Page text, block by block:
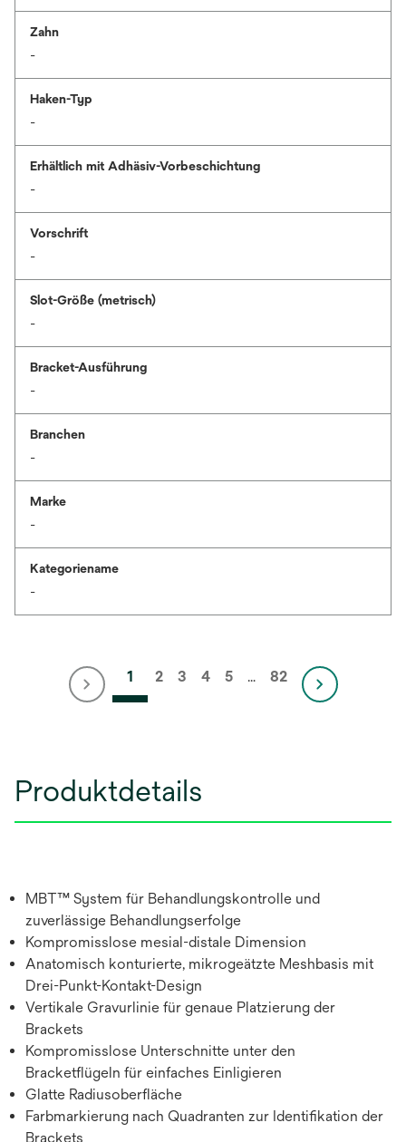
Zahn
-
Haken-Typ
-
Erhältlich mit Adhäsiv-Vorbeschichtung
-
Vorschrift
-
Slot-Größe (metrisch)
-
Bracket-Ausführung
-
Branchen
-
Marke
-
Kategoriename
-
1 2 3 4 5 … 82
Produktdetails
MBT™ System für Behandlungskontrolle und
zuverlässige Behandlungserfolge
Kompromisslose mesial-distale Dimension
Anatomisch konturierte, mikrogeätzte Meshbasis mit
Drei-Punkt-Kontakt-Design
Vertikale Gravurlinie für genaue Platzierung der
Brackets
Kompromisslose Unterschnitte unter den
Bracketflügeln für einfaches Einligieren
Glatte Radiusoberfläche
Farbmarkierung nach Quadranten zur Identifikation der
Brackets